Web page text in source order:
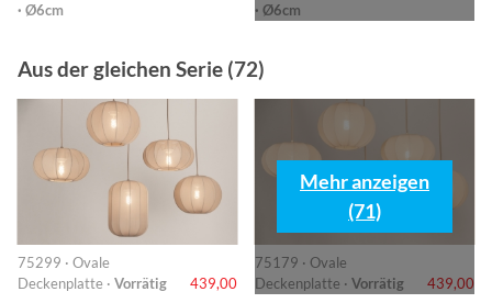
· Ø6cm
· Ø6cm
Aus der gleichen Serie (72)
75299 · Ovale
Deckenplatte · Vorrätig 439,00
75179 · Ovale
Deckenplatte · Vorrätig 439,00
Mehr anzeigen
(71)